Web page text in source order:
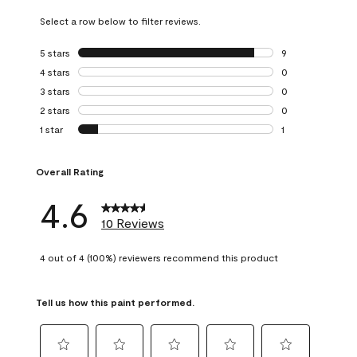
Select a row below to filter reviews.
5 stars stars
9
9 reviews with 5
4 stars stars
0
0 reviews with 4
3 stars stars
0
0 reviews with 3
2 stars stars
0
0 reviews with 2
1 star stars
1
Overall Rating
4.6 10 Reviews
4 out of 4 (100%) reviewers recommend this product
Tell us how this paint performed.